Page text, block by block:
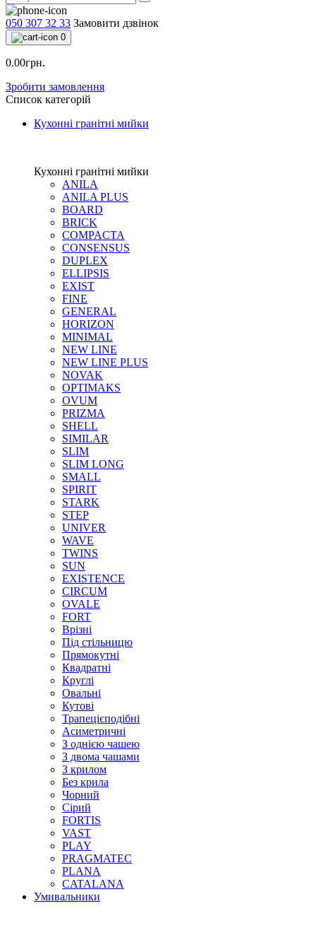
050 307 32 33 Замовити дзвінок
0
0.00грн.
Зробити замовлення
Список категорій
Кухонні гранітні мийки
Кухонні гранітні мийки
ANILA
ANILA PLUS
BOARD
BRICK
COMPACTA
CONSENSUS
DUPLEX
ELLIPSIS
EXIST
FINE
GENERAL
HORIZON
MINIMAL
NEW LINE
NEW LINE PLUS
NOVAK
OPTIMAKS
OVUM
PRIZMA
SHELL
SIMILAR
SLIM
SLIM LONG
SMALL
SPIRIT
STARK
STEP
UNIVER
WAVE
TWINS
SUN
EXISTENCE
CIRCUM
OVALE
FORT
Врізні
Під стільницю
Прямокутні
Квадратні
Круглі
Овальні
Кутові
Трапецієподібні
Асиметричні
З однією чашею
З двома чашами
З крилом
Без крила
Чорний
Сірий
FORTIS
VAST
PLAY
PRAGMATEC
PLANA
CATALANA
Умивальники